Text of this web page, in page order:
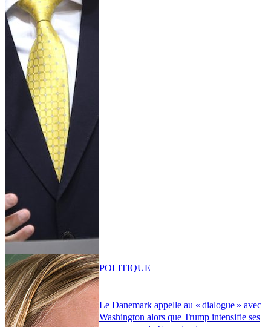
Le Danemark appelle au « dialogue » avec
Washington alors que Trump intensifie ses
POLITIQUE